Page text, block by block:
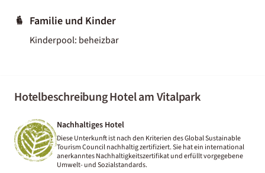
Familie und Kinder
Kinderpool: beheizbar
Hotelbeschreibung Hotel am Vitalpark
Nachhaltiges Hotel
Diese Unterkunft ist nach den Kriterien des Global Sustainable
Tourism Council nachhaltig zertifiziert. Sie hat ein international
anerkanntes Nachhaltigkeitszertifikat und erfüllt vorgegebene
Umwelt- und Sozialstandards.